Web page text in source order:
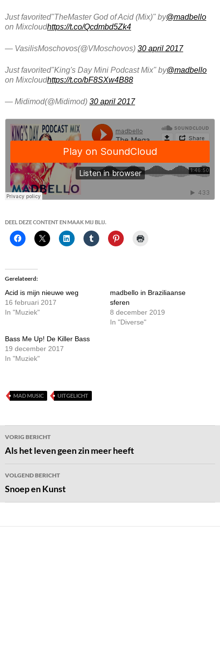
Just favorited"TheMaster God of Acid (Mix)" by@madbello
on Mixcloudhttps://t.co/Qcdmbd5Zk4
— VasilisMoschovos(@VMoschovos) 30 april 2017
Just favorited"King's Day Mini Podcast Mix" by@madbello
on Mixcloudhttps://t.co/bF8SXw4B88
— Midimod(@Midimod) 30 april 2017
DEEL DEZE CONTENT EN MAAK MIJ BLIJ.
Gerelateerd
Acid is mijn nieuwe weg
16 februari 2017
In "Muziek"
madbello in Braziliaanse
sferen
8 december 2019
In "Diverse"
Bass Me Up! De Killer Bass
19 december 2017
In "Muziek"
MAD MUSIC UITGELICHT
Bericht
navigatie
VORIG BERICHT
Als het leven geen zin meer heeft
VOLGEND BERICHT
Snoep en Kunst